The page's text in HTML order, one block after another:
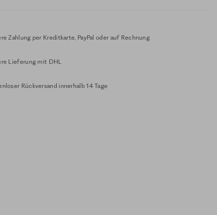
Zahlung per Kreditkarte, PayPal oder auf Rechnung
Lieferung mit DHL
Rückversand innerhalb 14 Tage